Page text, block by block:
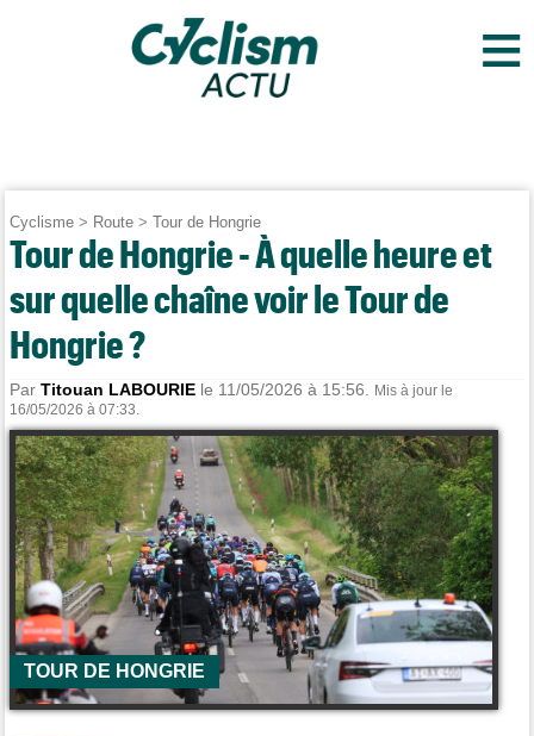
≡
Cyclisme > Route >Tour de Hongrie
Tour de Hongrie - À quelle heure et
sur quelle chaîne voir le Tour de
Hongrie ?
ParTitouan LABOURIE le 11/05/2026 à 15:56.
Mis à jour le
16/05/2026 à 07:33.
TOUR DE HONGRIE